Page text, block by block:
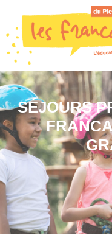
Panneau de gestion des
SÉJOURS